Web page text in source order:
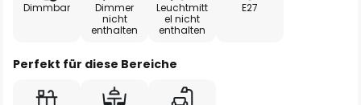
Dimmbar
Dimmer
nicht
enthalten
Leuchtmitt
el nicht
enthalten
E27
Perfekt für diese Bereiche